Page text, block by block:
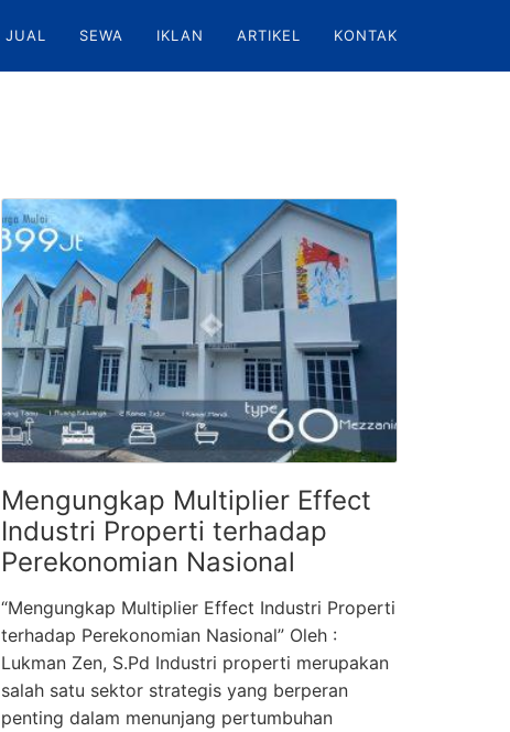
JUAL SEWA IKLAN ARTIKEL KONTAK
Mengungkap Multiplier Effect
Industri Properti terhadap
Perekonomian Nasional
“Mengungkap Multiplier Effect Industri Properti
terhadap Perekonomian Nasional” Oleh :
Lukman Zen, S.Pd Industri properti merupakan
salah satu sektor strategis yang berperan
penting dalam menunjang pertumbuhan